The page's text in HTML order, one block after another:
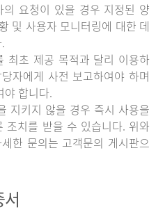
의 요청이 있을 경우 지정된 양
및 사용자 모니터링에 대한 데
최초 제공 목적과 달리 이용하
자에게 사전 보고하여야 하며
야 합니다.
지키지 않을 경우 즉시 사용을
조치를 받을 수 있습니다. 위와
한 문의는 고객문의 게시판으